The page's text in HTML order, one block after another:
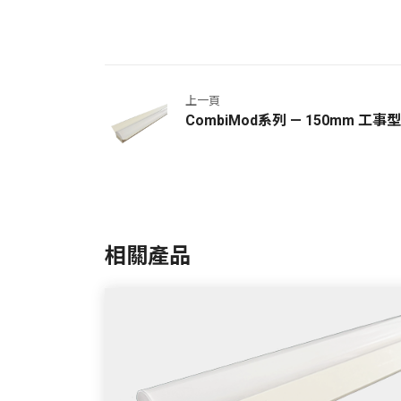
上一頁
CombiMod系列 — 150mm 工事
相關產品